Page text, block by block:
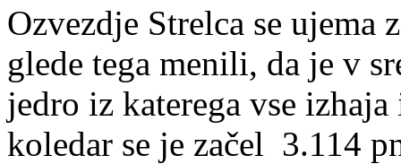
Ozvezdje Strelca se ujema
glede tega menili, da je v
jedro iz katerega vse
koledar se je začel 3.114